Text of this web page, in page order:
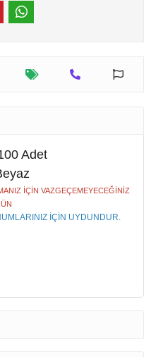
Adet
İÇİN VAZGEÇEMEYECEĞİNİZ
İÇİN UYDUNDUR.